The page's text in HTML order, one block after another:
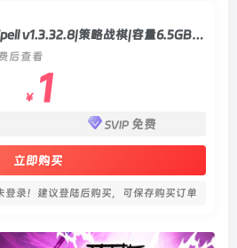
最后的咒语/The Last Spell v1.3.32.8|策略战棋|容量6.5GB|官方中文版
后查看
￥ 1
SVIP 免费
立即购买
登录！建议登陆后购买，可保存购买订单